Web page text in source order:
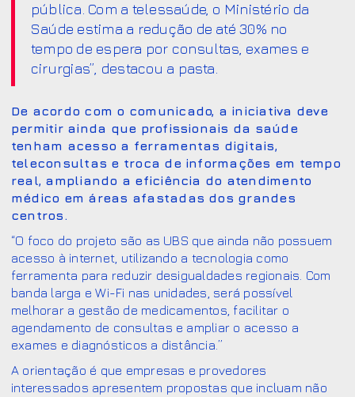
pública. Com a telessaúde, o Ministério da
Saúde estima a redução de até 30% no
tempo de espera por consultas, exames e
cirurgias”, destacou a pasta.
De acordo com o comunicado, a iniciativa deve
permitir ainda que profissionais da saúde
tenham acesso a ferramentas digitais,
teleconsultas e troca de informações em tempo
real, ampliando a eficiência do atendimento
médico em áreas afastadas dos grandes
centros.
“O foco do projeto são as UBS que ainda não possuem
acesso à internet, utilizando a tecnologia como
ferramenta para reduzir desigualdades regionais. Com
banda larga e Wi-Fi nas unidades, será possível
melhorar a gestão de medicamentos, facilitar o
agendamento de consultas e ampliar o acesso a
exames e diagnósticos a distância.”
A orientação é que empresas e provedores
interessados apresentem propostas que incluam não